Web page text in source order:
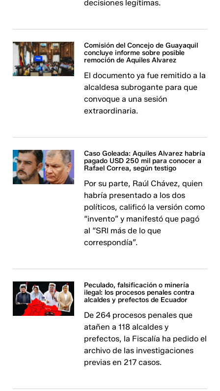
decisiones legítimas.
Comisión del Concejo de Guayaquil
concluye informe sobre posible
remoción de Aquiles Alvarez
El documento ya fue remitido a la
alcaldesa subrogante para que
convoque a una sesión
extraordinaria.
Caso Goleada: Aquiles Alvarez habría
pagado USD 250 mil para conocer a
Rafael Correa, según testigo
Por su parte, Raúl Chávez, quien
habría presentado a los dos
políticos, calificó la versión como
“invento” y manifestó que pagó
al “SRI más de lo que
correspondía”.
Peculado, falsificación o minería
ilegal: los procesos penales contra
alcaldes y prefectos de Ecuador
De 264 procesos penales que
atañen a 118 alcaldes y
prefectos, la Fiscalía ha pedido el
archivo de las investigaciones
previas en 217 casos.